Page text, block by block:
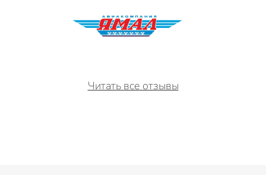
Читать все отзывы